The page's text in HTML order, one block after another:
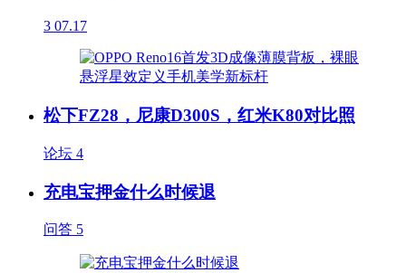
3 07.17
松下FZ28，尼康D300S，红米K80对比照
论坛 4
充电宝押金什么时候退
问答 5